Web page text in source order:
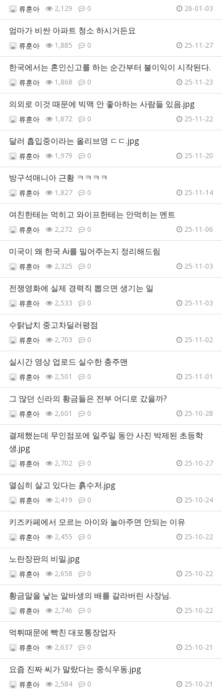
류훈아 2,129 0 26-01-03
엄마가 비싼 아파트 청소 하시거든요
류훈아 1,885 0 25-11-27
한국에서는 혼인신고를 하는 순간부터 불이익이 시작된다.
류훈아 1,868 0 25-11-23
의외로 이것 때문에 빅맥 안 좋아하는 사람들 있음.jpg
류훈아 1,872 0 25-11-22
달러 흡입중이라는 올리브영 ㄷㄷ.jpg
류훈아 1,979 0 25-11-20
방구석매니아 근황 ㅋㅋㅋㅋ
류훈아 1,827 0 25-11-14
여친한테는 먹히고 와이프한테는 안먹히는 멘트
류훈아 2,272 0 25-11-06
미국이 왜 한국 Ai를 밀어주는지 정리해드림
류훈아 2,325 0 25-11-03
전쟁영화에 실제 경력직 뽑으면 생기는 일
류훈아 2,533 0 25-11-03
수탉납치 중고차딜러평점
류훈아 2,703 0 25-11-02
실시간 영상 업로드 실수한 충주맨
류훈아 2,501 0 25-11-01
그 많던 신라의 황금들은 전부 어디로 갔을까?
류훈아 2,601 0 25-10-28
결제했는데 무인점포에 일주일 동안 사진 박제된 초등학
생.jpg
류훈아 2,702 0 25-10-27
열심히 살고 있다는 흙수저.jpg
류훈아 2,419 0 25-10-24
키즈카페에서 모르는 아이와 놀아주면 안되는 이유
류훈아 2,455 0 25-10-22
노란장판의 비밀.jpg
류훈아 2,658 0 25-10-22
황금알을 낳는 알바생의 배를 갈라버린 사장님.
류훈아 2,746 0 25-10-22
먹튀때문에 빡친 대포통장업자
류훈아 2,637 0 25-10-21
요즘 진짜 씨가 말랐다는 중식우동.jpg
류훈아 2,584 0 25-10-21